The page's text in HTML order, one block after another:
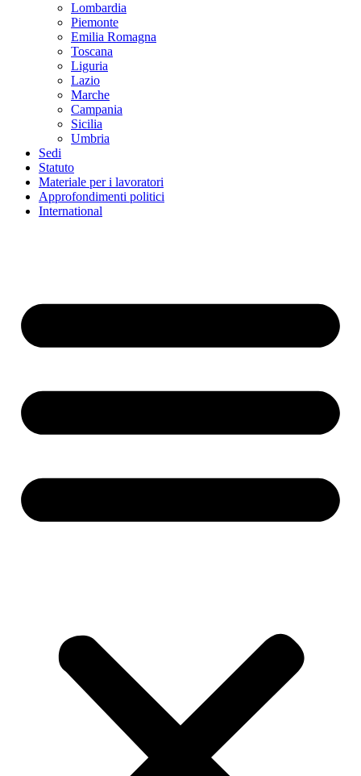
Lombardia
Piemonte
Emilia Romagna
Toscana
Liguria
Lazio
Marche
Campania
Sicilia
Umbria
Sedi
Statuto
Materiale per i lavoratori
Approfondimenti politici
International